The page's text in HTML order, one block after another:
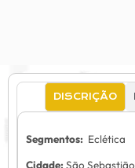
DISCRIÇÃO
Segmentos: Eclética